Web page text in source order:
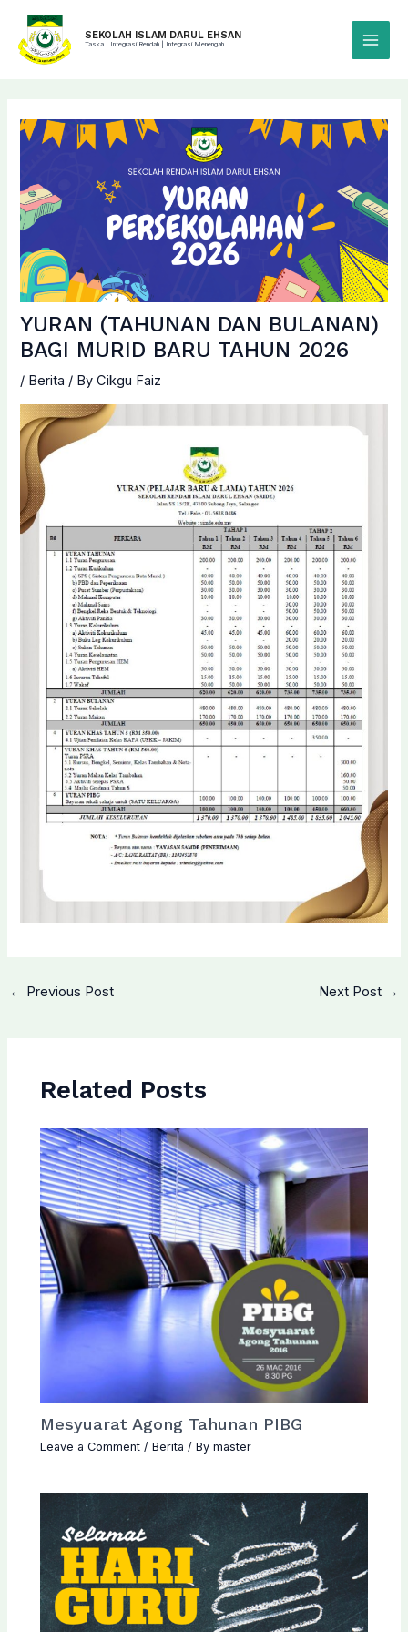
content
SEKOLAH ISLAM DARUL EHSAN
Taska | Integrasi Rendah | Integrasi Menengah
Main
YURAN (TAHUNAN DAN BULANAN)
BAGI MURID BARU TAHUN 2026
/ Berita / ByCikgu Faiz
← Previous Post Next Post →
Related Posts
Mesyuarat Agong Tahunan PIBG
Leave a Comment /Berita / Bymaster